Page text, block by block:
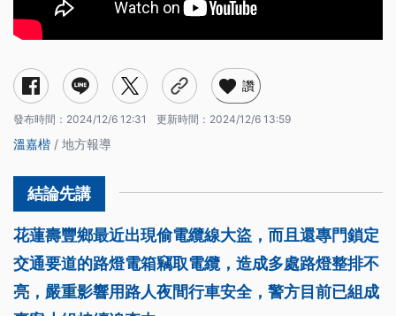
讚
發布時間： 2024/12/6 12:31 更新時間： 2024/12/6 13:59
溫嘉楷 / 地方報導
花蓮壽豐鄉最近出現偷電纜線大盜，而且還專門鎖定
交通要道的路燈電箱竊取電纜，造成多處路燈整排不
亮，嚴重影響用路人夜間行車安全，警方目前已組成